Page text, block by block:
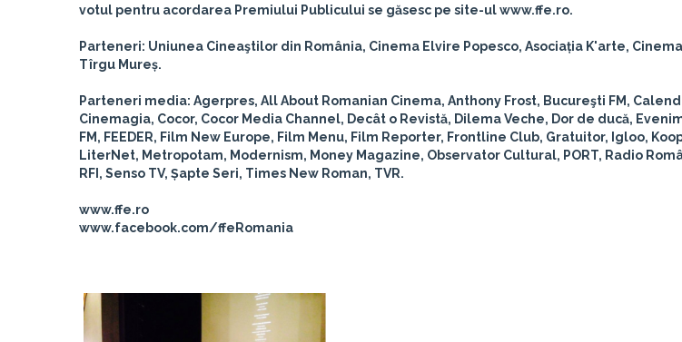
votul pentru acordarea Premiului Publicului se găsesc pe site-ul www.ffe.ro.
Parteneri: Uniunea Cineaştilor din România, Cinema Elvire Popesco, Asociația K'arte,
Tîrgu Mureș.
Parteneri media: Agerpres, All About Romanian Cinema, Anthony Frost, Bucureşti FM,
Cinemagia, Cocor, Cocor Media Channel, Decât o Revistă, Dilema Veche, Dor de ducă,
FM, FEEDER, Film New Europe, Film Menu, Film Reporter, Frontline Club, Gratuitor, Igloo,
LiterNet, Metropotam, Modernism, Money Magazine, Observator Cultural, PORT, Radio
RFI, Senso TV, Șapte Seri, Times New Roman, TVR.
www.ffe.ro
www.facebook.com/ffeRomania